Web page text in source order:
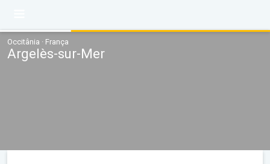
Occitânia · França
Argelès-sur-Mer